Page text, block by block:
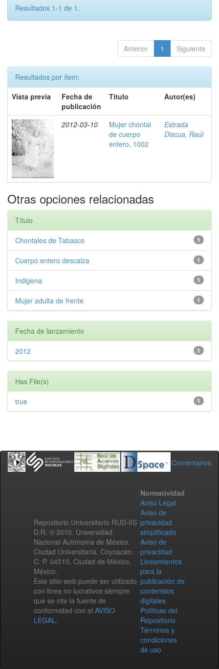
Resultados 1-1 de 1.
Anterior 1 Siguiente
Resultados por ítem:
Vista previa
Fecha de
publicación
Título Autor(es)
2012-03-10
Mujer chontal
de cuerpo
entero, 1002
Estrada
Discua, Raúl
Otras opciones relacionadas
Título
1
Chontales de Tabasco
1
Cuerpo entero descalza
1
Indigena
1
Mujer adulta de frente
Fecha de lanzamiento
1
2012
Has File(s)
1
true
Comentarios
Repositorio Universitario RUD-IIS
D.R. © 2010. Universidad
Nacional Autónoma de México.
Ciudad Universitaria, Coyoacán,
C. P. 04510, Ciudad de México,
México.
Este sitio web puede ser utilizado
con fines no lucrativos siempre
que se cite la fuente de
conformidad con el AVISO
LEGAL.
Normatividad
Aviso Legal
Aviso de
privacidad
simplificado
Aviso de
privacidad
Lineamientos
para la
publicación de
contenidos
digitales
Políticas del
Repositorio
Términos y
condiciones
de uso